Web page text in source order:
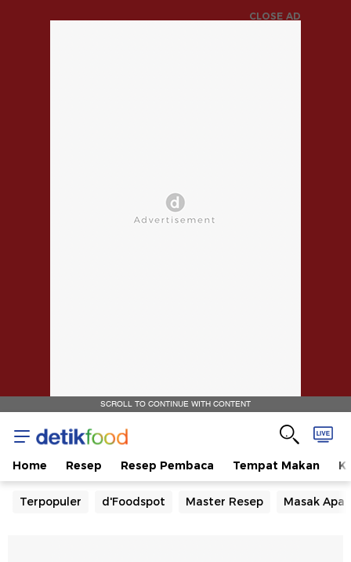
CLOSE AD
SCROLL TO CONTINUE WITH CONTENT
Home Resep Resep Pembaca Tempat Makan
Terpopuler d'Foodspot Master Resep Masak Apa